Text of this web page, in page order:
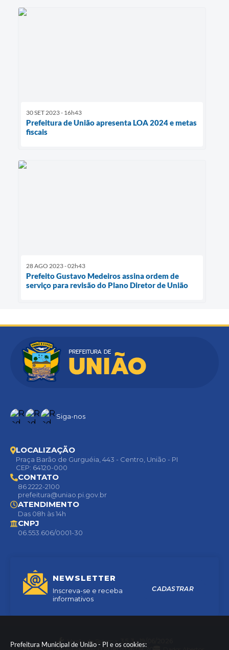
Prefeitura Municipal de União - PI e os cookies:
30 SET 2023 - 16h43
Prefeitura de União apresenta LOA 2024 e metas
fiscais
28 AGO 2023 - 02h43
Prefeito Gustavo Medeiros assina ordem de
serviço para revisão do Plano Diretor de União
Siga-nos
NEWSLETTER
Inscreva-se e receba
informativos
CADASTRAR
LOCALIZAÇÃO
Praça Barão de Gurguéia, 443 - Centro, União - PI
CEP: 64120-000
CONTATO
86 2222-2100
prefeitura@uniao.pi.gov.br
ATENDIMENTO
Das 08h às 14h
CNPJ
06.553.606/0001-30
Versão do Sistema:
3.5.3 - 19/06/2026